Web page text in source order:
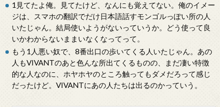
1見てたよ俺。見てたけど、なんにも覚えてない。俺のイメー
ジは、スマホの翻訳でだけ日本語話すモンゴルっぽい所の人
いたじゃん。結局使いようがないっていうか。どう使って良
いかわからないままいなくなってって。
もう1人悪い奴で、8番出口の歩いてくる人いたじゃん。あの
人もVIVANTのあと色んな所出てくるものの、まだ凄い特徴
的な人なのに、ホヤホヤのところ触ってもダメだろって感じ
だったけど。VIVANTにあの人たちは出るのかっていう。